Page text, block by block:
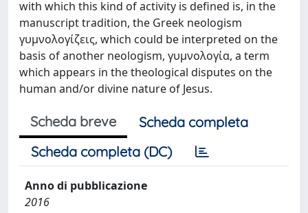
with which this kind of activity is defined is, in the
manuscript tradition, the Greek neologism
γυμνολογίζεις, which could be interpreted on the
basis of another neologism, γυμνολογία, a term
which appears in the theological disputes on the
human and/or divine nature of Jesus.
Scheda breve
Scheda completa
Scheda completa (DC)
Anno di pubblicazione
2016